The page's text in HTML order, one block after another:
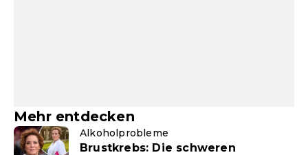
Mehr entdecken
Alkoholprobleme
Brustkrebs: Die schweren